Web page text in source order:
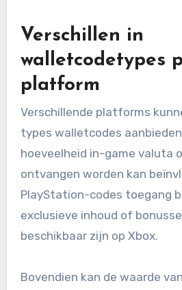
Verschillen in
walletcodetypes
platform
Verschillende platforms
types walletcodes
hoeveelheid in-game valuta
ontvangen worden kan
PlayStation-codes toegang
exclusieve inhoud of
beschikbaar zijn op Xbox.
Bovendien kan de waarde